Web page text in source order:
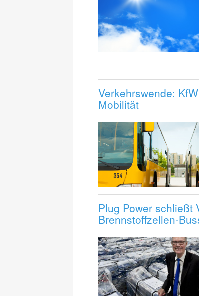
Verkehrswende:
Mobilität
Plug Power schließt
Brennstoffzellen-